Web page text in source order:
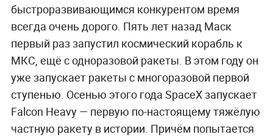
быстроразвивающимся конкурентом время
всегда очень дорого. Пять лет назад Маск
первый раз запустил космический корабль к
МКС, ещё с одноразовой ракеты. В этом году он
уже запускает ракеты с многоразовой первой
ступенью. Осенью этого года SpaceX запускает
Falcon Heavy — первую по-настоящему тяжёлую
частную ракету в истории. Причём попытается